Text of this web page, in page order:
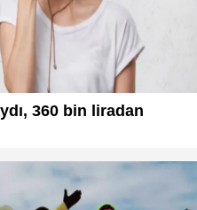
360 bin liradan